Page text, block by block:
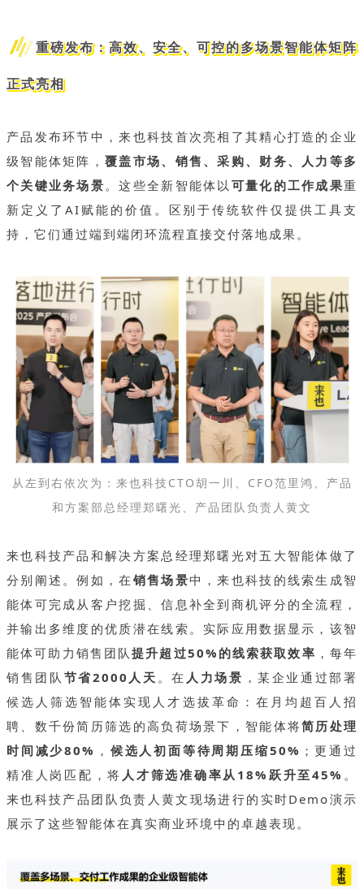
重磅发布：高效、安全、可控的多场景智能体矩阵
正式亮相
产品发布环节中，来也科技首次亮相了其精心打造的企业
级智能体矩阵，覆盖市场、销售、采购、财务、人力等多
个关键业务场景 。这些全新智能体以 可量化的工作成果重
新定义了AI赋能的价值。区别于传统软件仅提供工具支
持，它们通过端到端闭环流程直接交付落地成果。
从左到右依次为：来也科技CTO胡一川、CFO范里鸿、产品
和方案部总经理郑曙光、产品团队负责人黄文
来也科技产品和解决方案总经理郑曙光对五大智能体做了
分别阐述。例如，在 销售场景中，来也科技的线索生成智
能体可完成从客户挖掘、信息补全到商机评分的全流程，
并输出多维度的优质潜在线索。实际应用数据显示，该智
能体可助力销售团队提升超过50%的线索获取效率 ，每年
销售团队 节省2000人天 。在 人力场景 ，某企业通过部署
候选人筛选智能体实现人才选拔革命：在月均超百人招
聘、数千份简历筛选的高负荷场景下，智能体将简历处理
时间减少80% ， 候选人初面等待周期压缩50% ；更通过
精准人岗匹配，将 人才筛选准确率从18%跃升至45% 。
来也科技产品团队负责人黄文现场进行的实时Demo演示
展示了这些智能体在真实商业环境中的卓越表现。